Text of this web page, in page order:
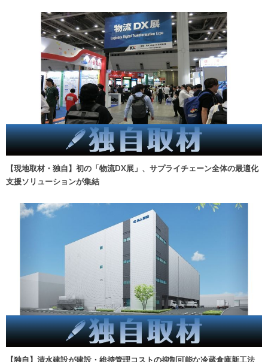
【現地取材・独自】初の「物流DX展」、サプライチェーン全体の最適化
支援ソリューションが集結
【独自】清水建設が建設・維持管理コストの抑制可能な冷蔵倉庫新工法